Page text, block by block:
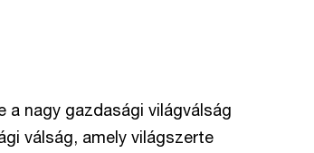
a nagy gazdasági világválság
válság, amely világszerte